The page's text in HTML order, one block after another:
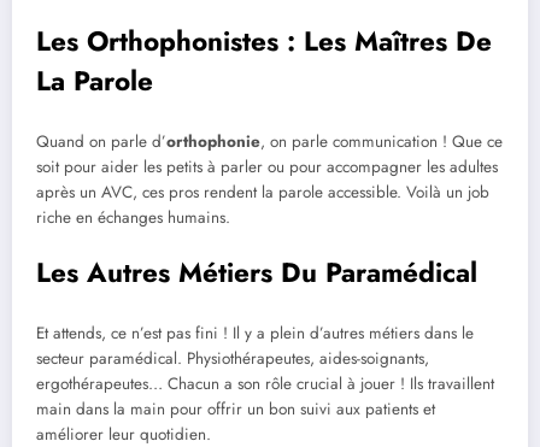
Les Orthophonistes : Les Maîtres De
La Parole
Quand on parle d’orthophonie, on parle communication ! Que ce
soit pour aider les petits à parler ou pour accompagner les adultes
après un AVC, ces pros rendent la parole accessible. Voilà un job
riche en échanges humains.
Les Autres Métiers Du Paramédical
Et attends, ce n’est pas fini ! Il y a plein d’autres métiers dans le
secteur paramédical. Physiothérapeutes, aides-soignants,
ergothérapeutes… Chacun a son rôle crucial à jouer ! Ils travaillent
main dans la main pour offrir un bon suivi aux patients et
améliorer leur quotidien.